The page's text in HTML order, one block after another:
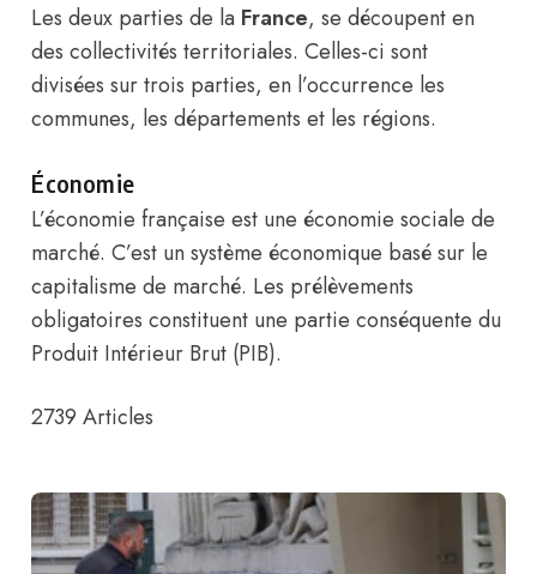
Les deux parties de la France, se découpent en
des collectivités territoriales. Celles-ci sont
divisées sur trois parties, en l’occurrence les
communes, les départements et les régions.
Économie
L’économie française est une économie sociale de
marché. C’est un système économique basé sur le
capitalisme de marché. Les prélèvements
obligatoires constituent une partie conséquente du
Produit Intérieur Brut (PIB).
2739 Articles